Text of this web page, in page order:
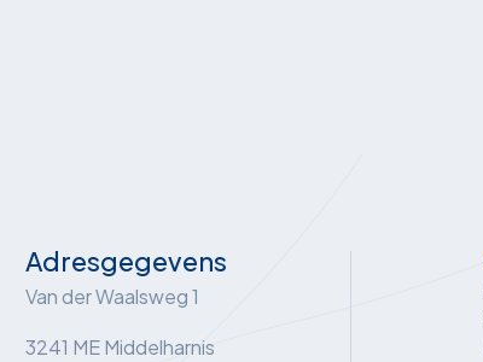
Adresgegevens
Van der Waalsweg 1
3241 ME Middelharnis